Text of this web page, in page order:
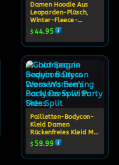
Damen Hoodie Aus
Leoparden-Plüsch,
Winter-Fleece-
Pullover-Sweatshirt
$44.95
Pailletten-Bodycon-
Kleid Damen
Rückenfreies Kleid Mit
Schlitz Für Partys
$ 59.99